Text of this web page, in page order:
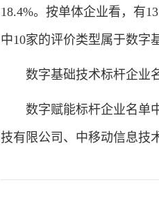
18.4%。按单体企业看，有
中10家的评价类型属于数字
数字基础技术标杆企业名
数字赋能标杆企业名单中
技有限公司、中移动信息技